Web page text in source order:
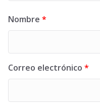
Nombre *
Correo electrónico *